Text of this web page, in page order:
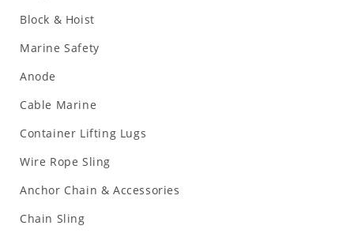
Block & Hoist
Marine Safety
Anode
Cable Marine
Container Lifting Lugs
Wire Rope Sling
Anchor Chain & Accessories
Chain Sling